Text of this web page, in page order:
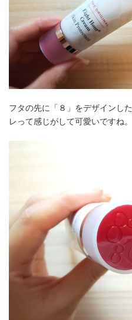
フタの先に「８」をデザインし
レって感じがして可愛いですね。